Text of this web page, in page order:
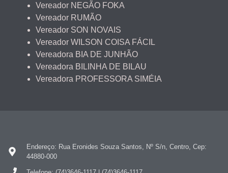
Vereador NEGÃO FOKA
Vereador RUMÃO
Vereador SON NOVAIS
Vereador WILSON COISA FÁCIL
Vereadora BIA DE JUNHÃO
Vereadora BILINHA DE BILAU
Vereadora PROFESSORA SIMÉIA
Endereço: Rua Eronides Souza Santos, Nº S/n, Centro, Cep:
44880-000